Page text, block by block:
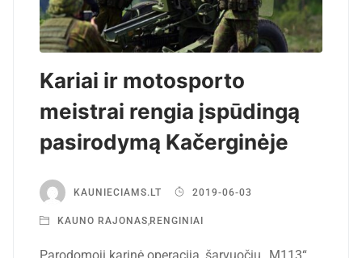
Kariai ir motosporto
meistrai rengia įspūdingą
pasirodymą Kačerginėje
KAUNIECIAMS.LT 2019-06-03
KAUNO RAJONAS RENGINIAI
Parodomoji karinė operacija, šarvuočių „M113“